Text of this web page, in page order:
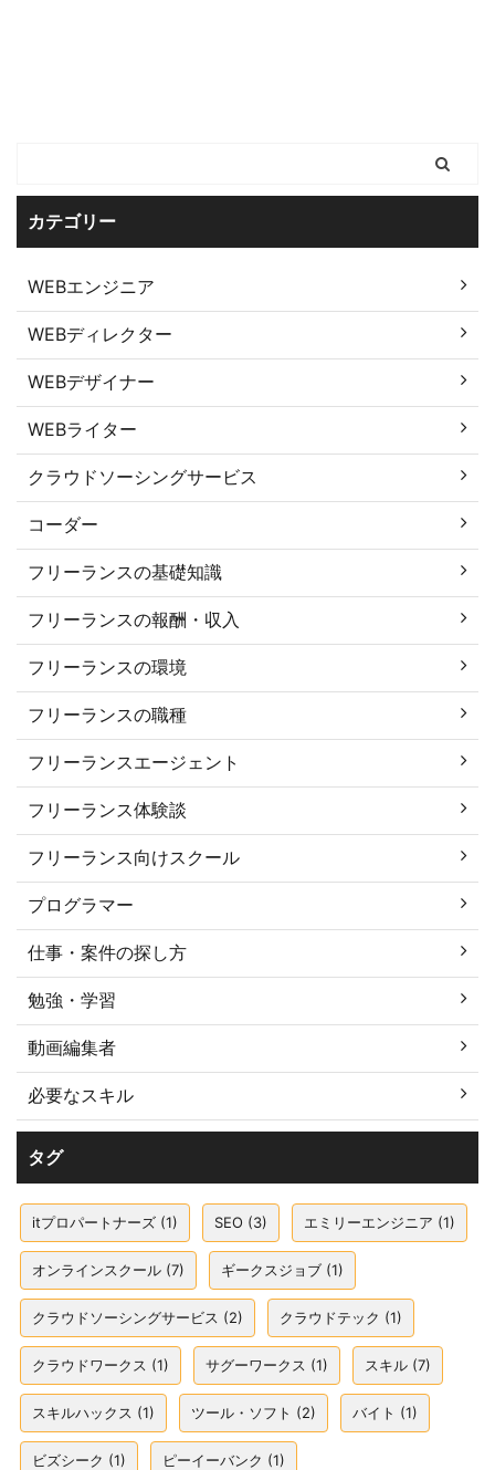
カテゴリー
WEBエンジニア
WEBディレクター
WEBデザイナー
WEBライター
クラウドソーシングサービス
コーダー
フリーランスの基礎知識
フリーランスの報酬・収入
フリーランスの環境
フリーランスの職種
フリーランスエージェント
フリーランス体験談
フリーランス向けスクール
プログラマー
仕事・案件の探し方
勉強・学習
動画編集者
必要なスキル
タグ
itプロパートナーズ (1) SEO (3) エミリーエンジニア (1)
オンラインスクール (7) ギークスジョブ (1)
クラウドソーシングサービス (2) クラウドテック (1)
クラウドワークス (1) サグーワークス (1) スキル (7)
スキルハックス (1) ツール・ソフト (2) バイト (1)
ビズシーク (1) ピーイーバンク (1)